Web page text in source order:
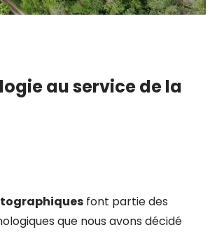
au service de la
font partie des
que nous avons décidé